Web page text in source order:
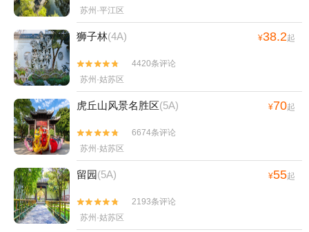
苏州·平江区
狮子林(4A) ¥38.2起


4420条评论
苏州·姑苏区
虎丘山风景名胜区(5A) ¥70起


6674条评论
苏州·姑苏区
留园(5A) ¥55起


2193条评论
苏州·姑苏区